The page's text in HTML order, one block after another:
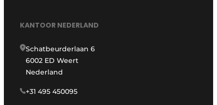
KANTOOR NEDERLAND
Schatbeurderlaan 6
6002 ED Weert
Nederland
+31 495 450095